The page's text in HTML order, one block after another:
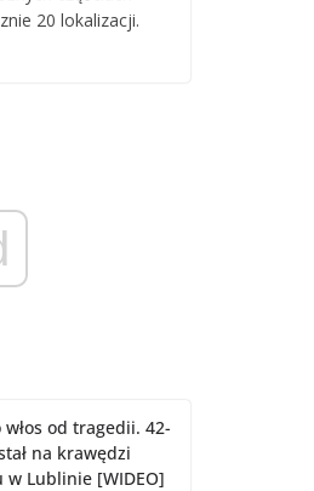
20 lokalizacji.
włos od tragedii. 42-
na krawędzi
w Lublinie [WIDEO]